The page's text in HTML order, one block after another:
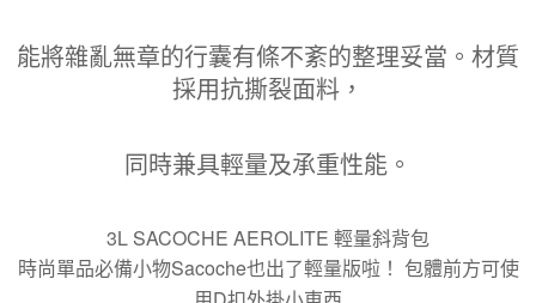
能將雜亂無章的行囊有條不紊的整理妥當。材質
採用抗撕裂面料，
同時兼具輕量及承重性能。
3L SACOCHE AEROLITE 輕量斜背包
時尚單品必備小物Sacoche也出了輕量版啦！ 包體前方可使